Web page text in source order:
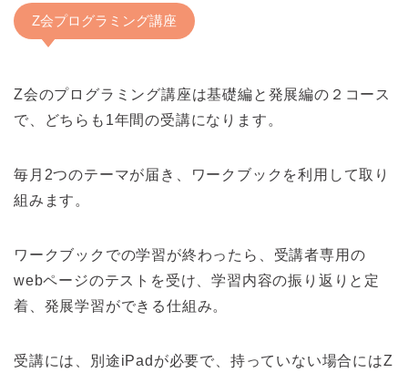
Z会プログラミング講座
Z会のプログラミング講座は基礎編と発展編の２コース
で、どちらも1年間の受講になります。
毎月2つのテーマが届き、ワークブックを利用して取り
組みます。
ワークブックでの学習が終わったら、受講者専用の
webページのテストを受け、学習内容の振り返りと定
着、発展学習ができる仕組み。
受講には、別途iPadが必要で、持っていない場合にはZ